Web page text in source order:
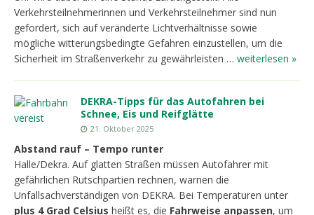
Verkehrsteilnehmerinnen und Verkehrsteilnehmer sind nun
gefordert, sich auf veränderte Lichtverhältnisse sowie
mögliche witterungsbedingte Gefahren einzustellen, um die
Sicherheit im Straßenverkehr zu gewährleisten … weiterlesen »
DEKRA-Tipps für das Autofahren bei
Schnee, Eis und Reifglätte
21. Oktober 2025
Abstand rauf – Tempo runter
Halle/Dekra. Auf glatten Straßen müssen Autofahrer mit
gefährlichen Rutschpartien rechnen, warnen die
Unfallsachverständigen von DEKRA. Bei Temperaturen unter
plus 4 Grad Celsius heißt es, die Fahrweise anpassen, um